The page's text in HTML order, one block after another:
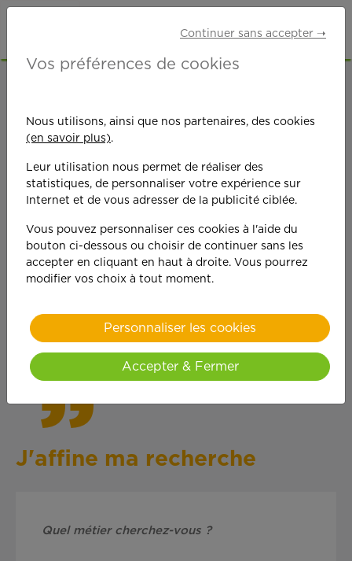
On est toujours plus
performant
quand on y met du
cœur !
J'affine ma recherche
Continuer sans accepter ➝
Vos préférences de cookies
Nous utilisons, ainsi que nos partenaires, des cookies
(en savoir plus).
Leur utilisation nous permet de réaliser des
statistiques, de personnaliser votre expérience sur
Internet et de vous adresser de la publicité ciblée.
Vous pouvez personnaliser ces cookies à l'aide du
bouton ci-dessous ou choisir de continuer sans les
accepter en cliquant en haut à droite. Vous pourrez
modifier vos choix à tout moment.
Personnaliser les cookies
Accepter & Fermer